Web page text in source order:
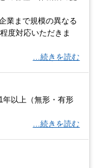
業まで規模の異なる
度対応いただきま
…続きを読む
年以上（無形・有形
…続きを読む